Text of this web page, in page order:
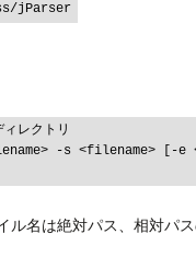
レクトリ
-s <filename> [-e
ル名は絶対パス、相対パ